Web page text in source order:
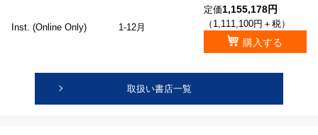
Inst. (Online Only) 1-12月
定価1,155,178円
（1,111,100円＋税）
購入する
取扱い書店一覧